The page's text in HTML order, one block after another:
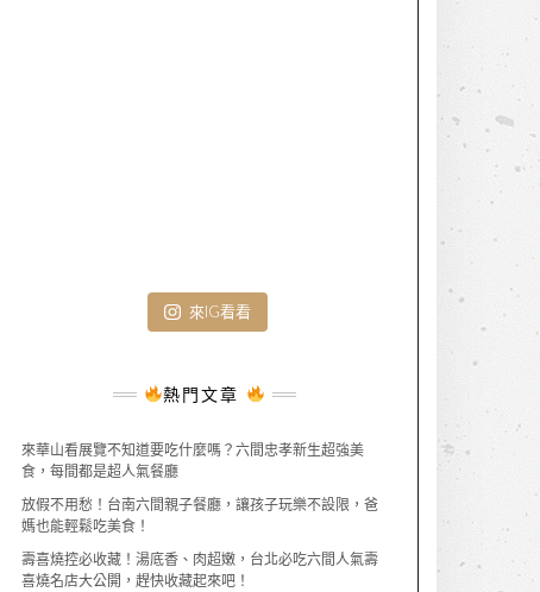
來IG看看
熱門文章
來華山看展覽不知道要吃什麼嗎？六間忠孝新生超強美
食，每間都是超人氣餐廳
放假不用愁！台南六間親子餐廳，讓孩子玩樂不設限，爸
媽也能輕鬆吃美食！
壽喜燒控必收藏！湯底香、肉超嫩，台北必吃六間人氣壽
喜燒名店大公開，趕快收藏起來吧！